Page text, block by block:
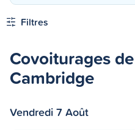
Filtres
Covoiturages
Cambridge
Vendredi 7 Août